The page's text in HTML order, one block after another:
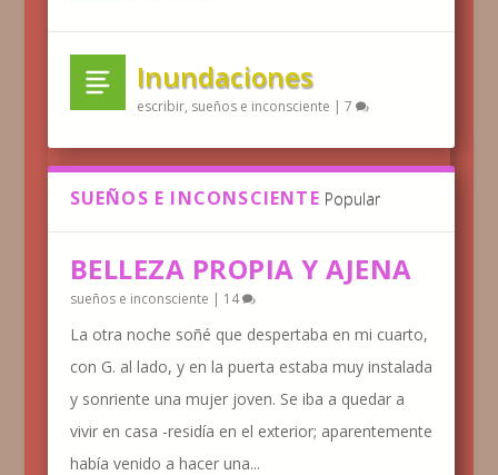
Inundaciones
escribir, sueños e inconsciente | 7
SUEÑOS E INCONSCIENTE Popular
BELLEZA PROPIA Y AJENA
sueños e inconsciente | 14
La otra noche soñé que despertaba en mi cuarto,
con G. al lado, y en la puerta estaba muy instalada
y sonriente una mujer joven. Se iba a quedar a
vivir en casa -residía en el exterior; aparentemente
había venido a hacer una...